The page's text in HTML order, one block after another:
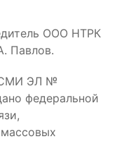
ООО НТРК
Павлов.
СМИ ЭЛ №
федеральной